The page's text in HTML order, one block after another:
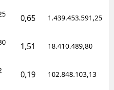
0,65 1.439.453.591,25
1,51 18.410.489,80
0,19 102.848.103,13